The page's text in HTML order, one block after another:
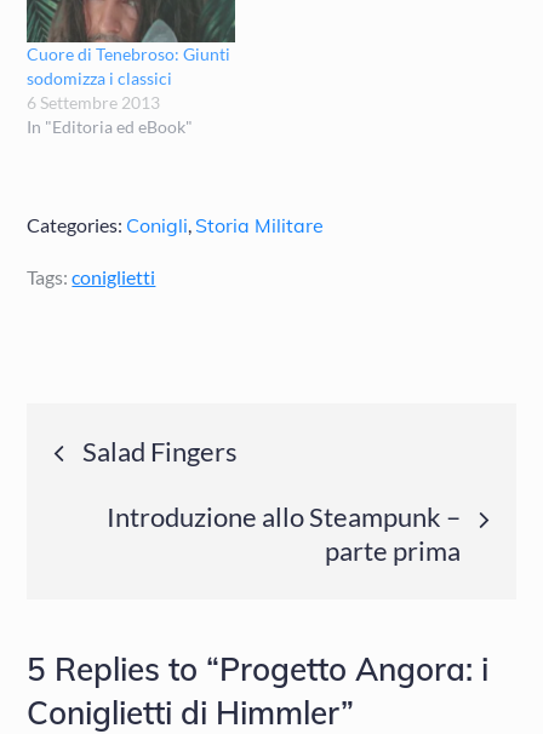
Cuore di Tenebroso: Giunti
sodomizza i classici
6 Settembre 2013
In "Editoria ed eBook"
Categories: Conigli Storia Militare
Tags:coniglietti
Navigazione
articoli
Salad Fingers
Introduzione allo Steampunk –
parte prima
5 Replies to “Progetto Angora: i
Coniglietti di Himmler”